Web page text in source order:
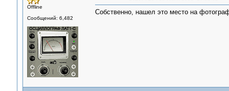
Offline
Сообщений: 6,482
Собственно, нашел это место на